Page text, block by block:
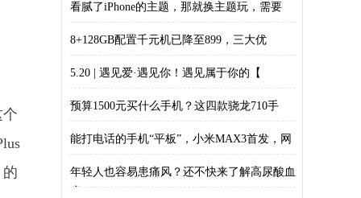
看腻了iPhone的主题，那就换主题玩，需要
8+128GB配置千元机已降至899，三大优
5.20 | 遇见爱·遇见你！遇见属于你的【
预算1500元买什么手机？这四款骁龙710手
能打电话的手机“平板”，小米MAX3首发，网
年轻人也容易患痛风？还不快来了解高尿酸血
症